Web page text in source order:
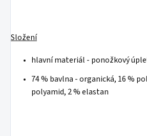
Složení
hlavní materiál - ponožkový
74 % bavlna - organická, 16 %
polyamid, 2 % elastan